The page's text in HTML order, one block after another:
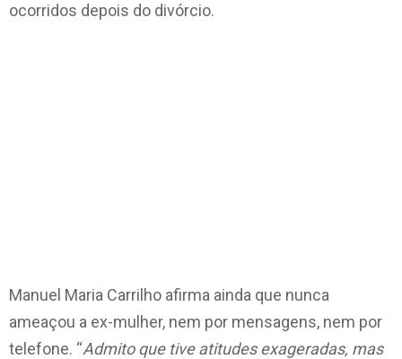
ocorridos depois do divórcio.
Manuel Maria Carrilho afirma ainda que nunca
ameaçou a ex-mulher, nem por mensagens, nem por
telefone. “Admito que tive atitudes exageradas, mas